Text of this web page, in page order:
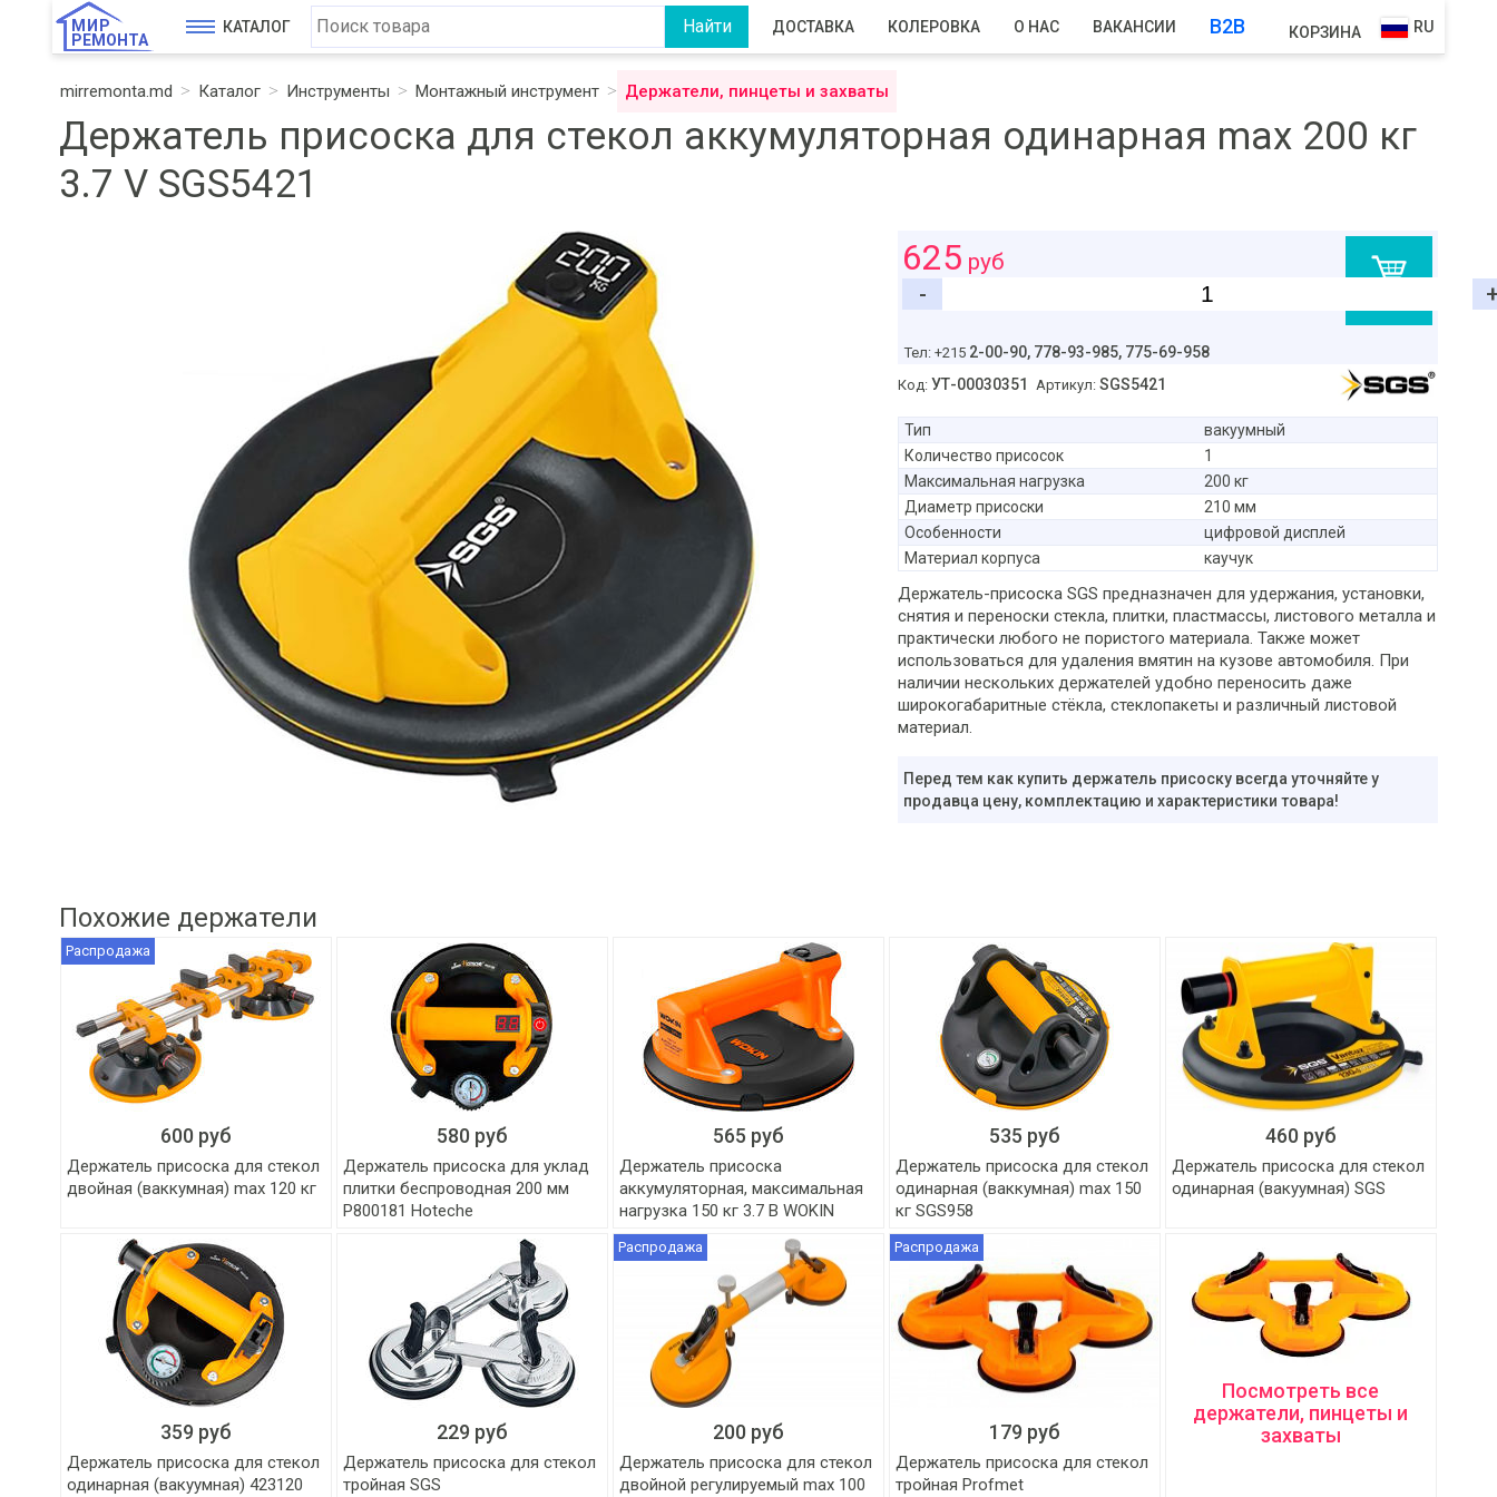
МИР
РЕМОНТА
КАТАЛОГ ДОСТАВКА КОЛЕРОВКА О НАС ВАКАНСИИ B2B КОРЗИНА RU
mirremonta.md Каталог Инструменты Монтажный инструмент Держатели, пинцеты и захваты
Держатель присоска для стекол аккумуляторная одинарная max 200 кг
3.7 V SGS5421
625 руб
-
Тел: +215 2-00-90, 778-93-985, 775-69-958
Код: УТ-00030351 Артикул: SGS5421
Тип
вакуумный
Количество присосок
1
Максимальная нагрузка
200 кг
Диаметр присоски
210 мм
Особенности
цифровой дисплей
Материал корпуса
каучук
Держатель-присоска SGS предназначен для удержания, установки,
снятия и переноски стекла, плитки, пластмассы, листового металла и
практически любого не пористого материала. Также может
использоваться для удаления вмятин на кузове автомобиля. При
наличии нескольких держателей удобно переносить даже
широкогабаритные стёкла, стеклопакеты и различный листовой
материал.
Перед тем как купить держатель присоску всегда уточняйте у
продавца цену, комплектацию и характеристики товара!
Похожие держатели
Распродажа
600 руб
Держатель присоска для стекол
двойная (ваккумная) max 120 кг
580 руб
Держатель присоска для уклад
плитки беспроводная 200 мм
P800181 Hoteche
565 руб
Держатель присоска
аккумуляторная, максимальная
нагрузка 150 кг 3.7 В WOKIN
535 руб
Держатель присоска для стекол
одинарная (ваккумная) max 150
кг SGS958
460 руб
Держатель присоска для стекол
одинарная (вакуумная) SGS
359 руб
Держатель присоска для стекол
одинарная (вакуумная) 423120
229 руб
Держатель присоска для стекол
тройная SGS
Распродажа
200 руб
Держатель присоска для стекол
двойной регулируемый max 100
Распродажа
179 руб
Держатель присоска для стекол
тройная Profmet
Посмотреть все
держатели, пинцеты и
захваты